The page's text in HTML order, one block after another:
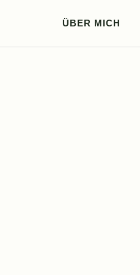
ÜBER MICH